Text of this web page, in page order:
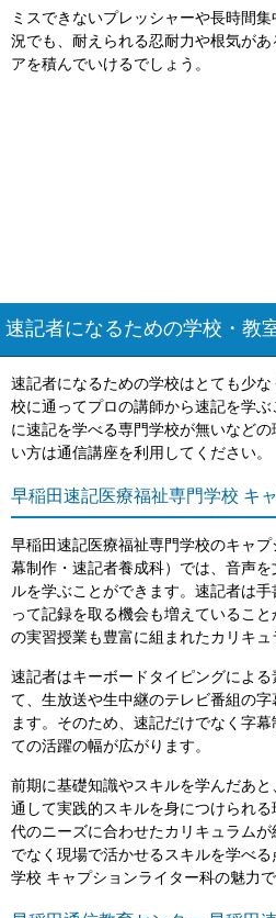
ミスできないプレッシャーや長時間
況でも、耐えられる忍耐力や根気が
アを積んでいけるでしょう。
速記者になるための学校・教
速記者になるための学校はとても少
校に通ってプロの講師から速記を学ぶ
に速記を学べる専門学校が無いなど
い方は通信講座を利用してください。
早稲田速記医療福祉専門学校 キ
早稲田速記医療福祉専門学校のキャ
幕制作・速記者養成科）では、音声
ルを学ぶことができます。速記者は
って記録を取る機会も増えているこ
の実習授業も豊富に組まれたカリキュ
速記者はキーボードタイピングによ
て、生放送や生中継のテレビ番組の
ます。そのため、速記だけでなく字
ての活躍の幅が広がります。
前期に基礎知識やスキルを学んだあ
通して実践的スキルを身につけられ
代のニーズに合わせたカリキュラム
でなく現場で活かせるスキルを学べ
学校 キャプションライター科の魅力で